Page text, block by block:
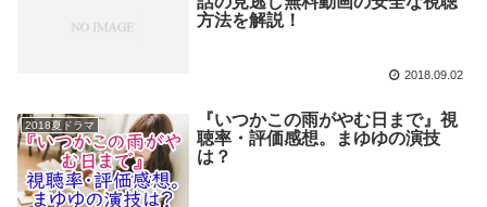
方法を解説！
2018.09.02
2018夏ドラマ
『いつかこの雨がやむ日まで』視
聴率・評価感想。まゆゆの演技
は？